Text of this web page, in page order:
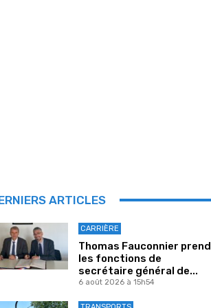
ARTICLES
CARRIÈRE
Thomas Fauconnier prend
les fonctions de
secrétaire général de...
6 août 2026 à 15h54